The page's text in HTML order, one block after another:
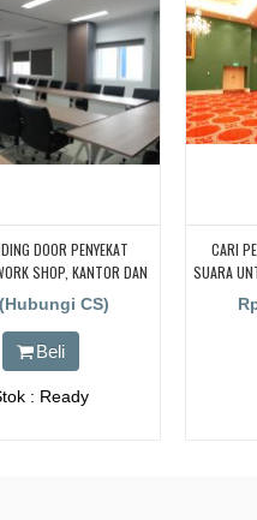
DOOR PENYEKAT
SHOP, KANTOR DAN
MITING ROOMCS)
Beli
: Ready
CARI
SUARA
CARI
SUARA
CARI
SUARA